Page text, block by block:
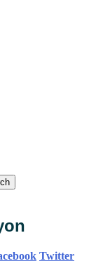
Twitter